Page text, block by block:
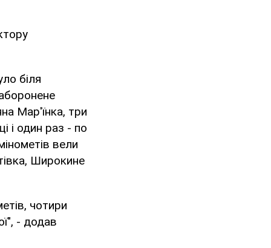
біля
Мар'їнка, три
і один раз - по
вели
Широкине
чотири
- додав